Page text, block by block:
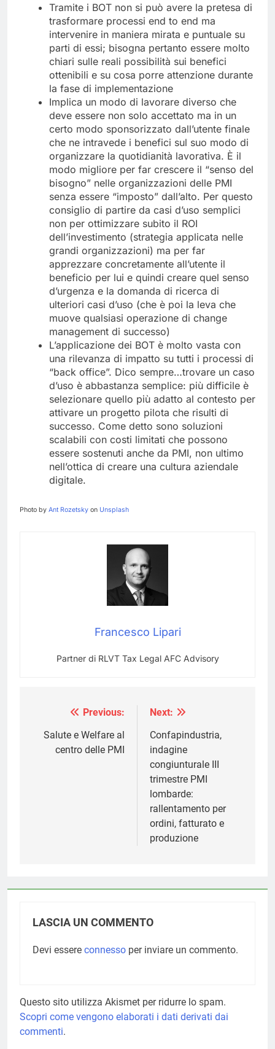
Tramite i BOT non si può avere la pretesa di
trasformare processi end to end ma
intervenire in maniera mirata e puntuale su
parti di essi; bisogna pertanto essere molto
chiari sulle reali possibilità sui benefici
ottenibili e su cosa porre attenzione durante
la fase di implementazione
Implica un modo di lavorare diverso che
deve essere non solo accettato ma in un
certo modo sponsorizzato dall’utente finale
che ne intravede i benefici sul suo modo di
organizzare la quotidianità lavorativa. È il
modo migliore per far crescere il “senso del
bisogno” nelle organizzazioni delle PMI
senza essere “imposto” dall’alto. Per questo
consiglio di partire da casi d’uso semplici
non per ottimizzare subito il ROI
dell’investimento (strategia applicata nelle
grandi organizzazioni) ma per far
apprezzare concretamente all’utente il
beneficio per lui e quindi creare quel senso
d’urgenza e la domanda di ricerca di
ulteriori casi d’uso (che è poi la leva che
muove qualsiasi operazione di change
management di successo)
L’applicazione dei BOT è molto vasta con
una rilevanza di impatto su tutti i processi di
“back office”. Dico sempre…trovare un caso
d’uso è abbastanza semplice: più difficile è
selezionare quello più adatto al contesto per
attivare un progetto pilota che risulti di
successo. Come detto sono soluzioni
scalabili con costi limitati che possono
essere sostenuti anche da PMI, non ultimo
nell’ottica di creare una cultura aziendale
digitale.
Photo by Ant Rozetsky on Unsplash
Francesco Lipari
Partner di RLVT Tax Legal AFC Advisory
Navigazione
articoli
Previous:
Salute e Welfare al
centro delle PMI
Next:
Confapindustria,
indagine
congiunturale III
trimestre PMI
lombarde:
rallentamento per
ordini, fatturato e
produzione
LASCIA UN COMMENTO
Devi essere connesso per inviare un commento.
Questo sito utilizza Akismet per ridurre lo spam.
Scopri come vengono elaborati i dati derivati dai
commenti.